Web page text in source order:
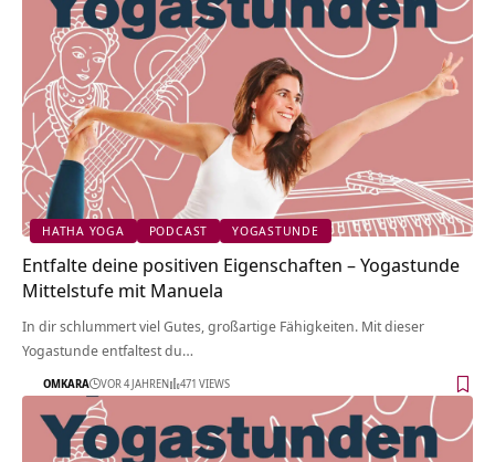
HATHA YOGA PODCAST YOGASTUNDE
Entfalte deine positiven Eigenschaften – Yogastunde
Mittelstufe mit Manuela
In dir schlummert viel Gutes, großartige Fähigkeiten. Mit dieser
Yogastunde entfaltest du…
OMKARA VOR 4 JAHREN 471 VIEWS